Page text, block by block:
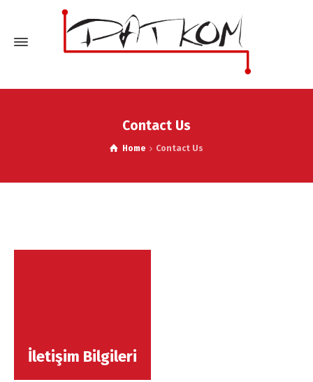
Contact Us
Home Contact Us
İletişim Bilgileri